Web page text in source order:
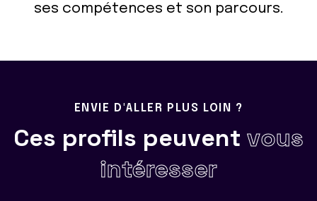
ses compétences et son parcours.
ENVIE D'ALLER PLUS LOIN ?
Ces profils peuvent vous
intéresser